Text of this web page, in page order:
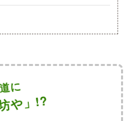
に
や」!?